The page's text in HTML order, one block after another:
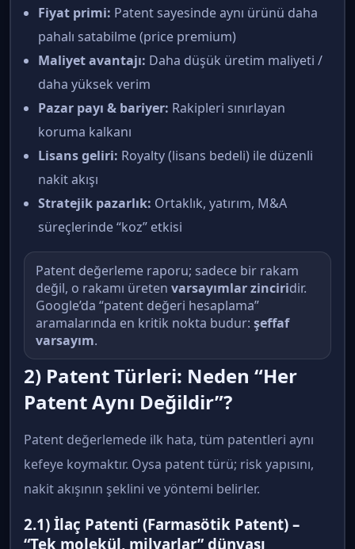
Fiyat primi: Patent sayesinde aynı ürünü daha
pahalı satabilme (price premium)
Maliyet avantajı: Daha düşük üretim maliyeti /
daha yüksek verim
Pazar payı & bariyer: Rakipleri sınırlayan
koruma kalkanı
Lisans geliri: Royalty (lisans bedeli) ile düzenli
nakit akışı
Stratejik pazarlık: Ortaklık, yatırım, M&A
süreçlerinde “koz” etkisi
Patent değerleme raporu; sadece bir rakam
değil, o rakamı üreten varsayımlar zinciridir.
Google’da “patent değeri hesaplama”
aramalarında en kritik nokta budur: şeffaf
varsayım.
2) Patent Türleri: Neden “Her
Patent Aynı Değildir”?
Patent değerlemede ilk hata, tüm patentleri aynı
kefeye koymaktır. Oysa patent türü; risk yapısını,
nakit akışının şeklini ve yöntemi belirler.
2.1) İlaç Patenti (Farmasötik Patent) –
“Tek molekül, milyarlar” dünyası